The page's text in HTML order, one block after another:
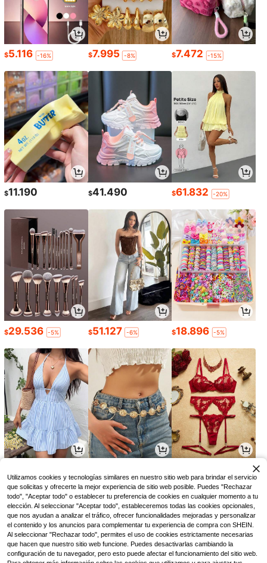
$5.116 -16% $7.995 -8% $7.472 -15%
$11.190 $41.490 $61.832 -20%
$29.536 -5% $51.127 -6% $18.896 -5%
Utilizamos cookies y tecnologías similares en nuestro sitio web para brindar el servicio
que solicitas y ofrecerte la mejor experiencia de sitio web posible. Puedes "Rechazar
todo", "Aceptar todo" o establecer tu preferencia de cookies en cualquier momento a tu
elección. Al seleccionar "Aceptar todo", estableceremos todas las cookies opcionales,
que nos ayudan a analizar el tráfico, ofrecer funcionalidades mejoradas y personalizar
el contenido y los anuncios para complementar tu experiencia de compra con SHEIN.
Al seleccionar "Rechazar todo", permites el uso de cookies estrictamente necesarias
que hacen que nuestro sitio web funcione. Puedes desactivarlas cambiando la
configuración de tu navegador, pero esto puede afectar el funcionamiento del sitio web.